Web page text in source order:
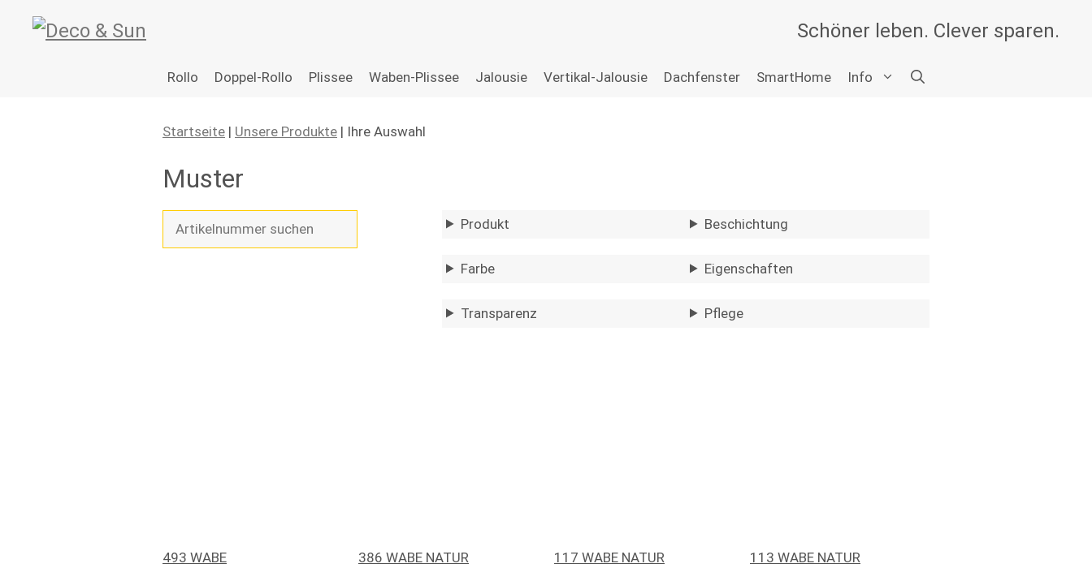
Schöner leben. Clever sparen.
Rollo Doppel-Rollo Plissee Waben-Plissee Jalousie Vertikal-Jalousie Dachfenster SmartHome Info
Startseite | Unsere Produkte | Ihre Auswahl
Muster
Produkt
Farbe
Transparenz
Beschichtung
Eigenschaften
Pflege
493 WABE 386 WABE NATUR 117 WABE NATUR 113 WABE NATUR